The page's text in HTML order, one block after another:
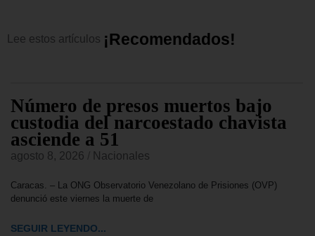
Lee estos artículos ¡Recomendados!
Número de presos muertos bajo
custodia del narcoestado chavista
asciende a 51
agosto 8, 2026 Nacionales
Caracas. – La ONG Observatorio Venezolano de Prisiones (OVP)
denunció este viernes la muerte de
SEGUIR LEYENDO...